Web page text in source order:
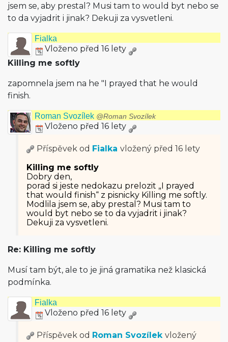
jsem se, aby prestal? Musi tam to would byt nebo se
to da vyjadrit i jinak? Dekuji za vysvetleni.
Fialka
Vloženo před 16 lety
Killing me softly
zapomnela jsem na he "I prayed that he would
finish.
Roman Svozílek @Roman Svozílek
Vloženo před 16 lety
Příspěvek od Fialka vložený před 16 lety
Killing me softly
Dobry den,
porad si jeste nedokazu prelozit „I prayed
that would finish“ z pisnicky Killing me softly.
Modlila jsem se, aby prestal? Musi tam to
would byt nebo se to da vyjadrit i jinak?
Dekuji za vysvetleni.
Re: Killing me softly
Musí tam být, ale to je jiná gramatika než klasická
podmínka.
Fialka
Vloženo před 16 lety
Příspěvek od Roman Svozílek vložený